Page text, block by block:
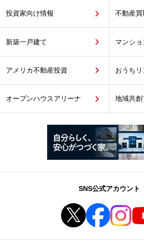
投資家向け情報 不動産買
新築一戸建て マンショ
アメリカ不動産投資 おうちリ
オープンハウスアリーナ 地域共創
SNS公式アカウント